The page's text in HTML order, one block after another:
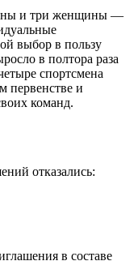
и три женщины —
выбор в пользу
в полтора раза
спортсмена
первенстве и
команд.
отказались:
в составе